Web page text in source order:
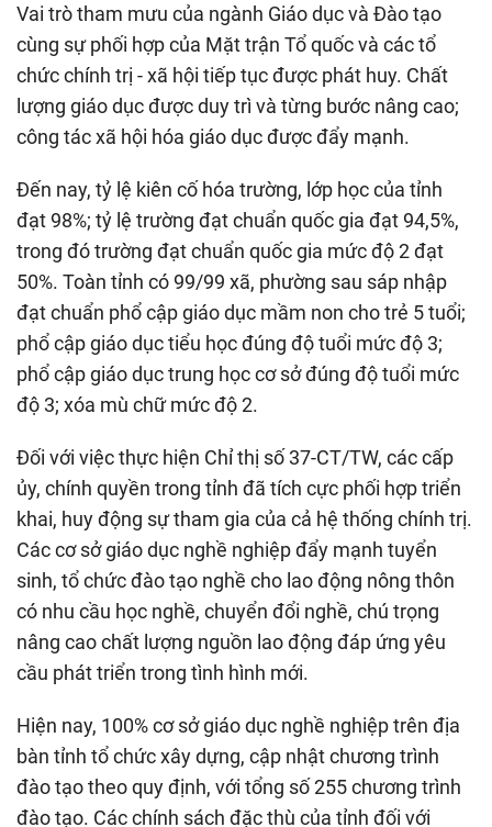
Vai trò tham mưu của ngành Giáo dục và Đào tạo
cùng sự phối hợp của Mặt trận Tổ quốc và các tổ
chức chính trị - xã hội tiếp tục được phát huy. Chất
lượng giáo dục được duy trì và từng bước nâng cao;
công tác xã hội hóa giáo dục được đẩy mạnh.
Đến nay, tỷ lệ kiên cố hóa trường, lớp học của tỉnh
đạt 98%; tỷ lệ trường đạt chuẩn quốc gia đạt 94,5%,
trong đó trường đạt chuẩn quốc gia mức độ 2 đạt
50%. Toàn tỉnh có 99/99 xã, phường sau sáp nhập
đạt chuẩn phổ cập giáo dục mầm non cho trẻ 5 tuổi;
phổ cập giáo dục tiểu học đúng độ tuổi mức độ 3;
phổ cập giáo dục trung học cơ sở đúng độ tuổi mức
độ 3; xóa mù chữ mức độ 2.
Đối với việc thực hiện Chỉ thị số 37-CT/TW, các cấp
ủy, chính quyền trong tỉnh đã tích cực phối hợp triển
khai, huy động sự tham gia của cả hệ thống chính trị.
Các cơ sở giáo dục nghề nghiệp đẩy mạnh tuyển
sinh, tổ chức đào tạo nghề cho lao động nông thôn
có nhu cầu học nghề, chuyển đổi nghề, chú trọng
nâng cao chất lượng nguồn lao động đáp ứng yêu
cầu phát triển trong tình hình mới.
Hiện nay, 100% cơ sở giáo dục nghề nghiệp trên địa
bàn tỉnh tổ chức xây dựng, cập nhật chương trình
đào tạo theo quy định, với tổng số 255 chương trình
đào tạo. Các chính sách đặc thù của tỉnh đối với